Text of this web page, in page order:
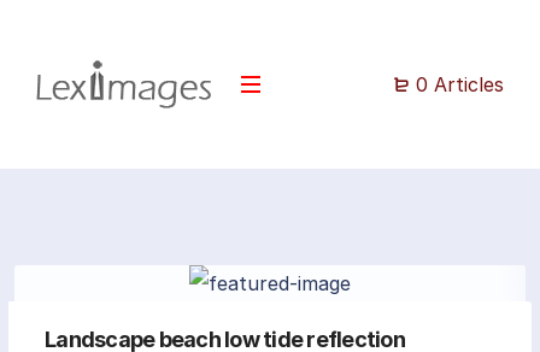
0 Articles
Landscape beach low tide reflection